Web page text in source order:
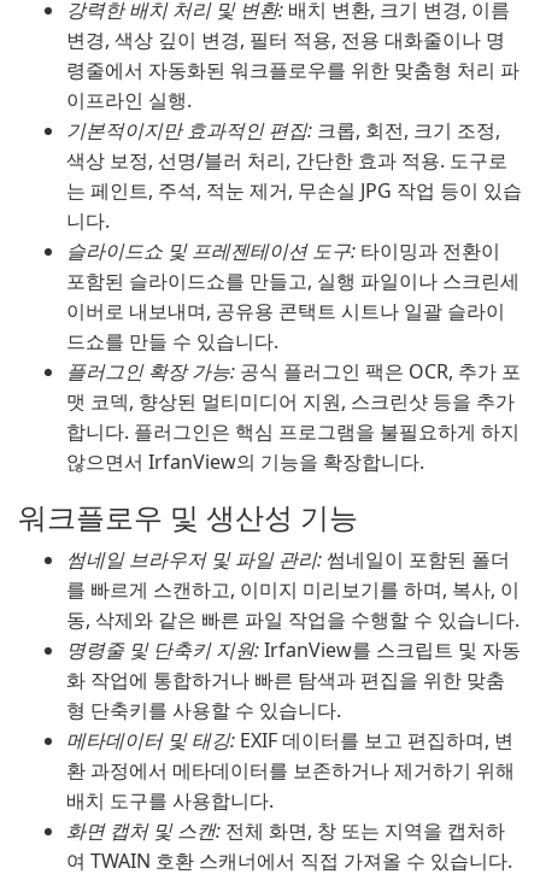
강력한 배치 처리 및 변환: 배치 변환, 크기 변경, 이름
변경, 색상 깊이 변경, 필터 적용, 전용 대화줄이나 명
령줄에서 자동화된 워크플로우를 위한 맞춤형 처리 파
이프라인 실행.
기본적이지만 효과적인 편집: 크롭, 회전, 크기 조정,
색상 보정, 선명/블러 처리, 간단한 효과 적용. 도구로
는 페인트, 주석, 적눈 제거, 무손실 JPG 작업 등이 있습
니다.
슬라이드쇼 및 프레젠테이션 도구: 타이밍과 전환이
포함된 슬라이드쇼를 만들고, 실행 파일이나 스크린세
이버로 내보내며, 공유용 콘택트 시트나 일괄 슬라이
드쇼를 만들 수 있습니다.
플러그인 확장 가능: 공식 플러그인 팩은 OCR, 추가 포
맷 코덱, 향상된 멀티미디어 지원, 스크린샷 등을 추가
합니다. 플러그인은 핵심 프로그램을 불필요하게 하지
않으면서 IrfanView의 기능을 확장합니다.
워크플로우 및 생산성 기능
썸네일 브라우저 및 파일 관리:썸네일이 포함된 폴더
를 빠르게 스캔하고, 이미지 미리보기를 하며, 복사, 이
동, 삭제와 같은 빠른 파일 작업을 수행할 수 있습니다.
명령줄 및 단축키 지원:IrfanView를 스크립트 및 자동
화 작업에 통합하거나 빠른 탐색과 편집을 위한 맞춤
형 단축키를 사용할 수 있습니다.
메타데이터 및 태깅: EXIF 데이터를 보고 편집하며, 변
환 과정에서 메타데이터를 보존하거나 제거하기 위해
배치 도구를 사용합니다.
화면 캡처 및 스캔: 전체 화면, 창 또는 지역을 캡처하
여 TWAIN 호환 스캐너에서 직접 가져올 수 있습니다.